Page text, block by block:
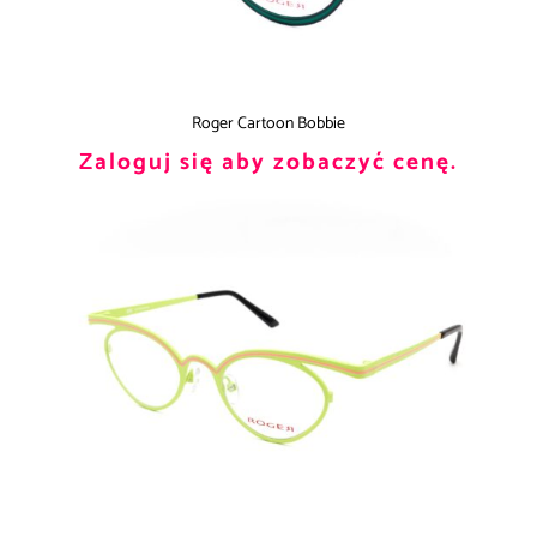
Roger Cartoon Bobbie
Zaloguj się aby zobaczyć cenę.